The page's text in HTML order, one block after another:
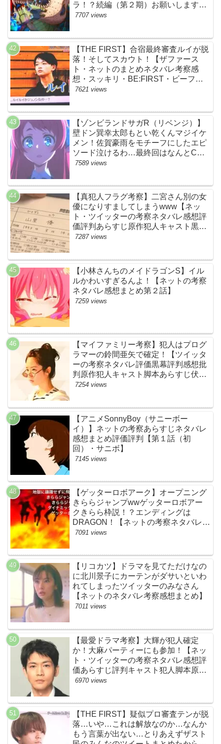
ラ！？続編（第２期）お願いします！
【ネットの考察ネタバレ感想まとめ・
7707 views
【THE FIRST】合宿最終審査ルイが脱
落！そしてスカウト！【ザファース
ト・ネットのまとめネタバレ考察感
想・スッキリ・BE:FIRST・ビーファ
ースト】
7621 views
【ゾンビランドサガR（リベンジ）】
壁ドン巽幸太郎もとい乾くんマジイケ
メン！佐賀豪雨をモチーフにしたエピ
ソード泣けるわ…最終回はなんとCM
なし27分ノンストップ放送！すごすぎ
7589 views
【真犯人フラグ考察】二宮さん別の女
優になりすましてしまうwww【ネッ
ト・ツイッターの考察ネタバレ感想評
価評判あらすじ原作犯人キャスト黒幕
伏線まとめ・山里亮太・蒼井優】
7287 views
【小林さんちのメイドラゴンS】イル
ルかわいすぎるんよ！【ネットの考察
ネタバレ感想まとめ第２話】
7259 views
【マイファミリー考察】犯人はプログ
ラマーの鈴間亜矢で確定！【ツイッタ
ーの考察ネタバレ評価黒幕評判感想批
判原作犯人キャスト脚本あらすじ伏線
まとめ・藤間爽子】
7254 views
【アニメSonnyBoy（サニーボー
イ）】ネットの考察あらすじネタバレ
感想まとめ評価評判【第１話（初
回）・サニボ】
7145 views
【ゲッターロボアーク】オープニング
きららジャンプwwゲッターロボアー
クきらら枠説！？エンディングは
DRAGON！【ネットの考察ネタバレ感
想まとめ・第１話】
7091 views
【リコカツ】ドラマを見てただけなの
に北川景子にカーテンがダサいといわ
れてしまったツイッターのみなさん
【ネットのネタバレ考察感想まとめ】
7011 views
【最愛ドラマ考察】大輝が犯人確定
か！大麻パーティーにも参加！【ネッ
ト・ツイッターの考察ネタバレ感想評
価あらすじ評判キャスト犯人脚本原作
黒幕伏線まとめ・大ちゃん・梨央・加
6970 views
【THE FIRST】疑似プロ審査テンが脱
落…いや…これは解放なのか…なんか
もう言葉が出ない…とりあえずザスト